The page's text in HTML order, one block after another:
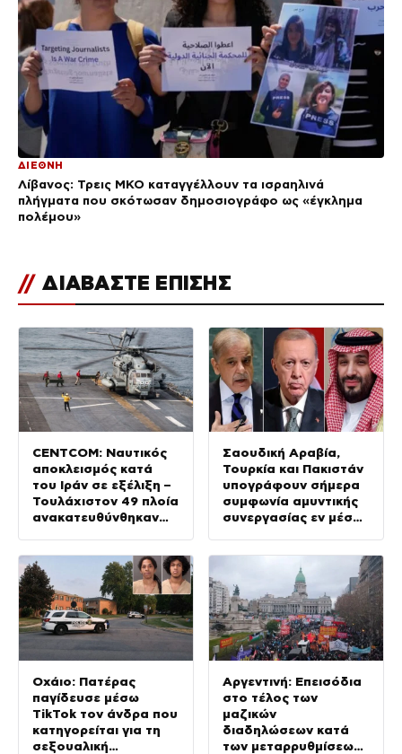
ΔΙΕΘΝΗ
Λίβανος: Τρεις ΜΚΟ καταγγέλλουν τα ισραηλινά
πλήγματα που σκότωσαν δημοσιογράφο ως «έγκλημα
πολέμου»
// ΔΙΑΒΑΣΤΕ ΕΠΙΣΗΣ
CENTCOM: Ναυτικός
αποκλεισμός κατά
του Ιράν σε εξέλιξη –
Τουλάχιστον 49 πλοία
ανακατευθύνθηκαν
Σαουδική Αραβία,
Τουρκία και Πακιστάν
υπογράφουν σήμερα
συμφωνία αμυντικής
συνεργασίας εν μέσω
Οχάιο: Πατέρας
παγίδευσε μέσω
TikTok τον άνδρα που
κατηγορείται για τη
σεξουαλική
Αργεντινή: Επεισόδια
στο τέλος των
μαζικών
διαδηλώσεων κατά
των μεταρρυθμίσεων